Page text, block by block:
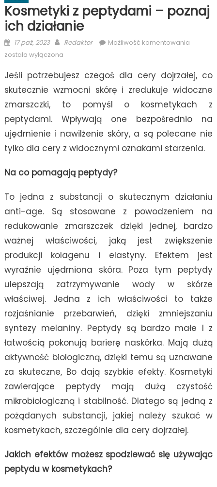
Kosmetyki z peptydami – poznaj
ich działanie
Posted
on
17 paź, 2023 Author
Redaktor Możliwość komentowania
–
poznaj
została wyłączona
Jeśli potrzebujesz czegoś dla cery dojrzałej, co
skutecznie wzmocni skórę i zredukuje widoczne
zmarszczki, to pomyśl o kosmetykach z
peptydami. Wpływają one bezpośrednio na
ujędrnienie i nawilżenie skóry, a są polecane nie
tylko dla cery z widocznymi oznakami starzenia.
Na co pomagają peptydy?
To jedna z substancji o skutecznym działaniu
anti-age. Są stosowane z powodzeniem na
redukowanie zmarszczek dzięki jednej, bardzo
ważnej właściwości, jaką jest zwiększenie
produkcji kolagenu i elastyny. Efektem jest
wyraźnie ujędrniona skóra. Poza tym peptydy
ulepszają zatrzymywanie wody w skórze
właściwej. Jedna z ich właściwości to także
rozjaśnianie przebarwień, dzięki zmniejszaniu
syntezy melaniny. Peptydy są bardzo małe I z
łatwością pokonują barierę naskórka. Mają dużą
aktywność biologiczną, dzięki temu są uznawane
za skuteczne, Bo dają szybkie efekty. Kosmetyki
zawierające peptydy mają dużą czystość
mikrobiologiczną i stabilność. Dlatego są jedną z
pożądanych substancji, jakiej należy szukać w
kosmetykach, szczególnie dla cery dojrzałej.
Jakich efektów możesz spodziewać się używając
peptydu w kosmetykach?